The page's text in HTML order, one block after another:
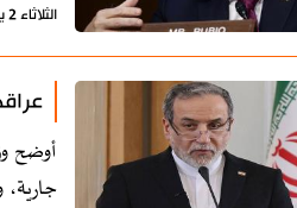
الثلاثاء 2 يونيو 2026 - 22:39 بتوقيت طهران
أوضح